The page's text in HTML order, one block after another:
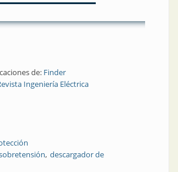
de: Finder
Ingeniería Eléctrica
descargador de